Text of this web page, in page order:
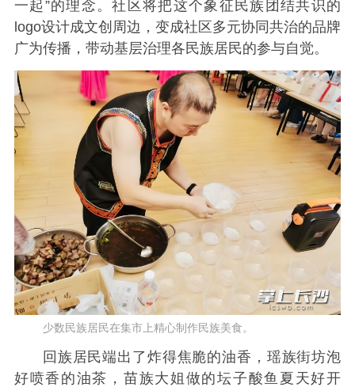
一起”的理念。社区将把这个象征民族团结共识的
logo设计成文创周边，变成社区多元协同共治的品牌
广为传播，带动基层治理各民族居民的参与自觉。
少数民族居民在集市上精心制作民族美食。
回族居民端出了炸得焦脆的油香，瑶族街坊泡
好喷香的油茶，苗族大姐做的坛子酸鱼夏天好开